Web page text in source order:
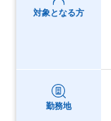
対象となる方
勤務地